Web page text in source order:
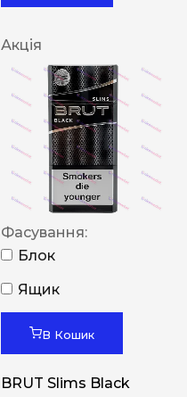
Акція
Фасування:
Блок
Ящик
В Кошик
BRUT Slims Black